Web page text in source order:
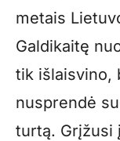
metais
Galdikaitę
tik išlaisvino,
nusprendė
turtą. Grįžusi